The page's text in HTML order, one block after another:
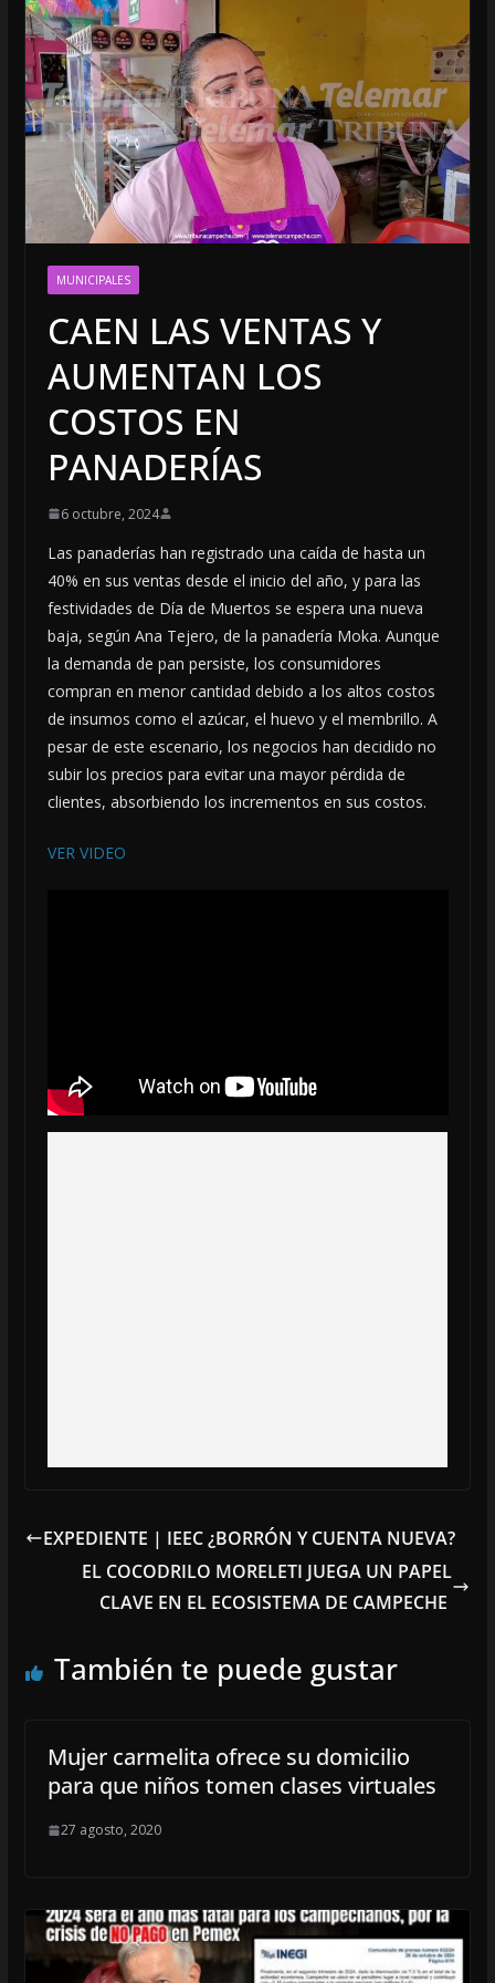
MUNICIPALES
CAEN LAS VENTAS Y
AUMENTAN LOS
COSTOS EN
PANADERÍAS
6 octubre, 2024
Las panaderías han registrado una caída de hasta un
40% en sus ventas desde el inicio del año, y para las
festividades de Día de Muertos se espera una nueva
baja, según Ana Tejero, de la panadería Moka. Aunque
la demanda de pan persiste, los consumidores
compran en menor cantidad debido a los altos costos
de insumos como el azúcar, el huevo y el membrillo. A
pesar de este escenario, los negocios han decidido no
subir los precios para evitar una mayor pérdida de
clientes, absorbiendo los incrementos en sus costos.
VER VIDEO
EXPEDIENTE | IEEC ¿BORRÓN Y CUENTA NUEVA?
EL COCODRILO MORELETI JUEGA UN PAPEL
CLAVE EN EL ECOSISTEMA DE CAMPECHE
También te puede gustar
Mujer carmelita ofrece su domicilio
para que niños tomen clases virtuales
27 agosto, 2020